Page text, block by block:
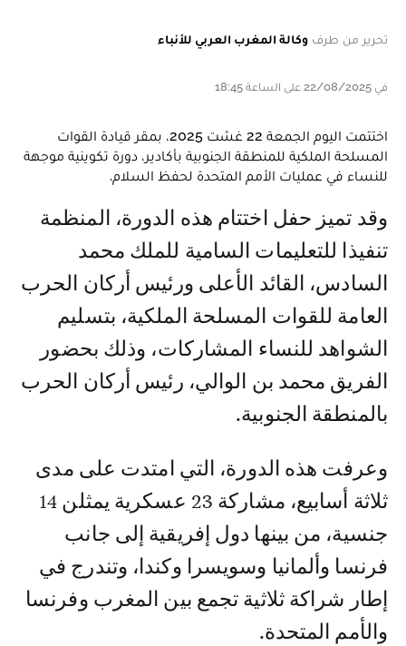
تحرير من طرف وكالة المغرب العربي للأنباء
في 22/08/2025 على الساعة 18:45
اختتمت اليوم الجمعة 22 غشت 2025، بمقر قيادة القوات
المسلحة الملكية للمنطقة الجنوبية بأكادير، دورة تكوينية موجهة
للنساء في عمليات الأمم المتحدة لحفظ السلام.
وقد تميز حفل اختتام هذه الدورة، المنظمة
تنفيذا للتعليمات السامية للملك محمد
السادس، القائد الأعلى ورئيس أركان الحرب
العامة للقوات المسلحة الملكية، بتسليم
الشواهد للنساء المشاركات، وذلك بحضور
الفريق محمد بن الوالي، رئيس أركان الحرب
بالمنطقة الجنوبية.
وعرفت هذه الدورة، التي امتدت على مدى
ثلاثة أسابيع، مشاركة 23 عسكرية يمثلن 14
جنسية، من بينها دول إفريقية إلى جانب
فرنسا وألمانيا وسويسرا وكندا، وتندرج في
إطار شراكة ثلاثية تجمع بين المغرب وفرنسا
والأمم المتحدة.